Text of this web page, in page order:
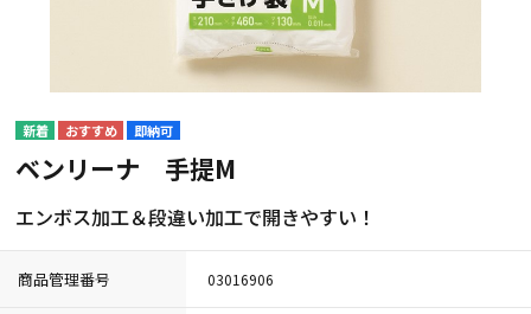
即納可
ベンリーナ 手提M
エンボス加工＆段違い加工で開きやすい！
商品管理番号 03016906